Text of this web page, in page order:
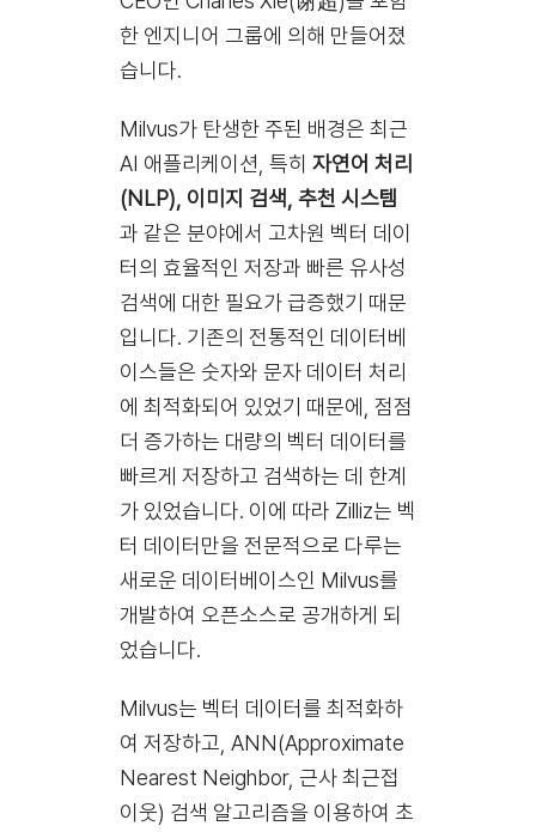
한 엔지니어 그룹에 의해 만들어졌
습니다.
Milvus가 탄생한 주된 배경은 최근
AI 애플리케이션, 특히 자연어 처리
(NLP), 이미지 검색, 추천 시스템
과 같은 분야에서 고차원 벡터 데이
터의 효율적인 저장과 빠른 유사성
검색에 대한 필요가 급증했기 때문
입니다. 기존의 전통적인 데이터베
이스들은 숫자와 문자 데이터 처리
에 최적화되어 있었기 때문에, 점점
더 증가하는 대량의 벡터 데이터를
빠르게 저장하고 검색하는 데 한계
가 있었습니다. 이에 따라 Zilliz는 벡
터 데이터만을 전문적으로 다루는
새로운 데이터베이스인 Milvus를
개발하여 오픈소스로 공개하게 되
었습니다.
Milvus는 벡터 데이터를 최적화하
여 저장하고, ANN(Approximate
Nearest Neighbor, 근사 최근접
이웃) 검색 알고리즘을 이용하여 초